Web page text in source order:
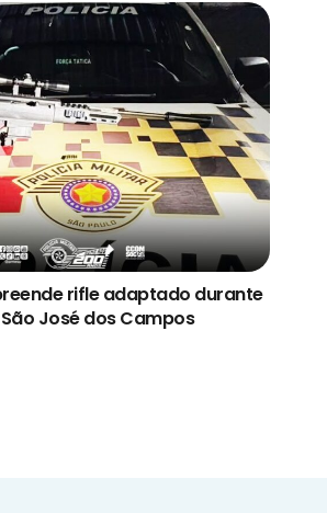
rifle adaptado durante
José dos Campos